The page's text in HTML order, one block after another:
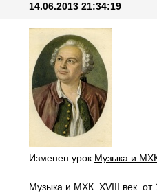
14.06.2013 21:34:19
Изменен урок Музыка и
Музыка и МХК. XVIII век. от